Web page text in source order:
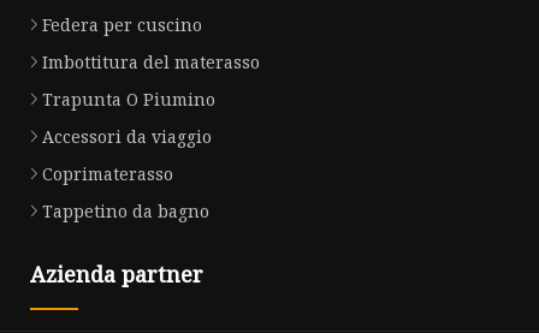
Federa per cuscino
Imbottitura del materasso
Trapunta O Piumino
Accessori da viaggio
Coprimaterasso
Tappetino da bagno
Azienda partner